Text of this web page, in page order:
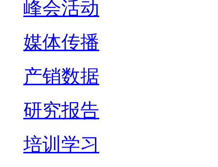
峰会活动
媒体传播
产销数据
研究报告
培训学习